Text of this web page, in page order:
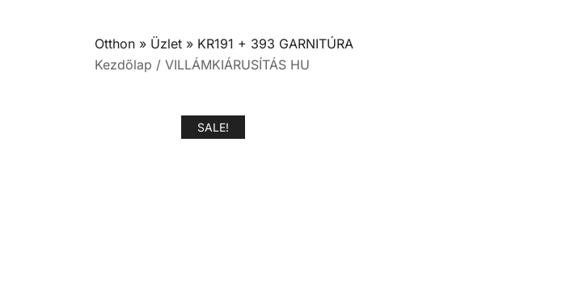
Otthon » Üzlet » KR191 + 393 GARNITÚRA
Kezdőlap / VILLÁMKIÁRUSÍTÁS HU
SALE!